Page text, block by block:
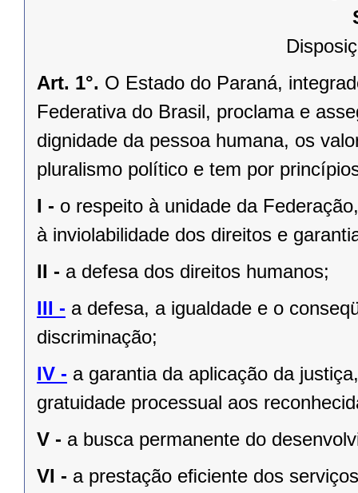
Art. 1°. O Estado do Paraná,
Federativa do Brasil, proclama e
dignidade da pessoa humana, os
pluralismo político e tem por
I - o respeito à unidade da
à inviolabilidade dos direitos e
II - a defesa dos direitos humanos;
III - a defesa, a igualdade e o
discriminação;
IV - a garantia da aplicação da
gratuidade processual aos
V - a busca permanente do
VI - a prestação eﬁciente dos